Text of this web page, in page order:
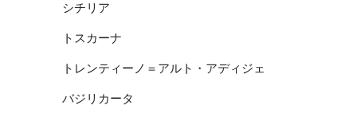
シチリア
トスカーナ
トレンティーノ＝アルト・アディジェ
バジリカータ